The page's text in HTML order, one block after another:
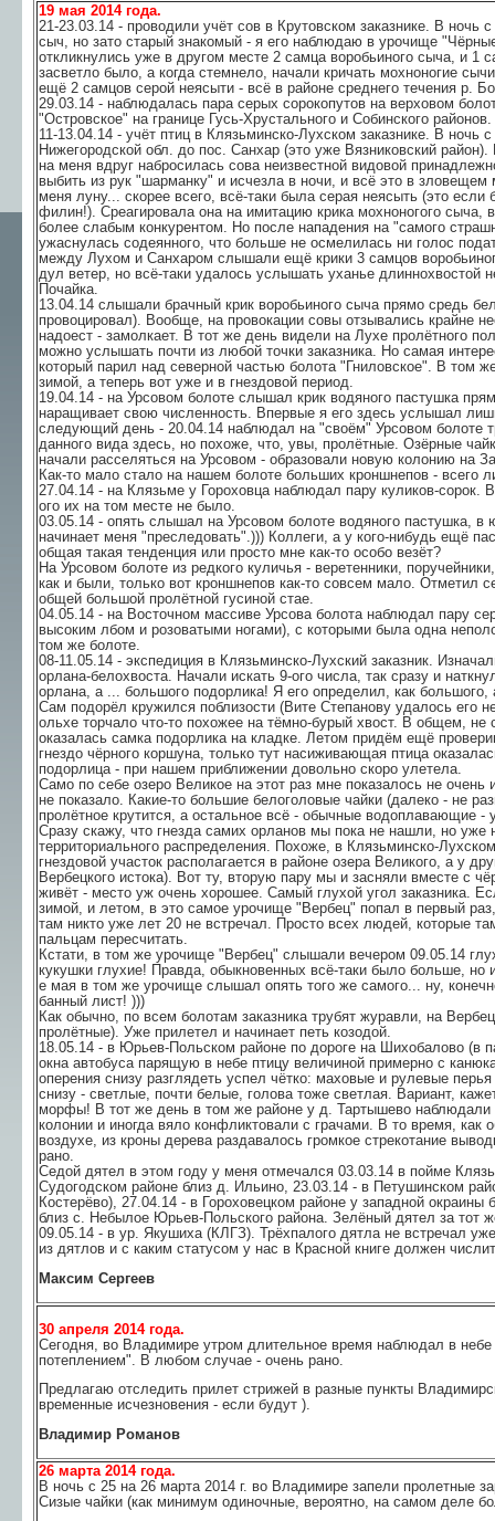
19 мая 2014 года.
21-23.03.14 - проводили учёт сов в Крутовском заказнике. В ночь
сыч, но зато старый знакомый - я его наблюдаю в урочище
откликнулись уже в другом месте 2 самца воробьиного сыча, и 1
засветло было, а когда стемнело, начали кричать мохноногие
ещё 2 самцов серой неясыти - всё в районе среднего течения р.
29.03.14 - наблюдалась пара серых сорокопутов на верховом
"Островское" на границе Гусь-Хрустального и Собинского
11-13.04.14 - учёт птиц в Клязьминско-Лухском заказнике. В
Нижегородской обл. до пос. Санхар (это уже Вязниковский
на меня вдруг набросилась сова неизвестной видовой
выбить из рук "шарманку" и исчезла в ночи, и всё это в
меня луну... скорее всего, всё-таки была серая неясыть (это
филин!). Среагировала она на имитацию крика мохноногого
более слабым конкурентом. Но после нападения на "самого
ужаснулась содеянного, что больше не осмелилась ни голос
между Лухом и Санхаром слышали ещё крики 3 самцов
дул ветер, но всё-таки удалось услышать уханье длиннохвостой
Почайка.
13.04.14 слышали брачный крик воробьиного сыча прямо средь
провоцировал). Вообще, на провокации совы отзывались крайне
надоест - замолкает. В тот же день видели на Лухе пролётного
можно услышать почти из любой точки заказника. Но самая
который парил над северной частью болота "Гниловское". В том
зимой, а теперь вот уже и в гнездовой период.
19.04.14 - на Урсовом болоте слышал крик водяного пастушка
наращивает свою численность. Впервые я его здесь услышал
следующий день - 20.04.14 наблюдал на "своём" Урсовом болоте
данного вида здесь, но похоже, что, увы, пролётные. Озёрные
начали расселяться на Урсовом - образовали новую колонию на
Как-то мало стало на нашем болоте больших кроншнепов - всего
27.04.14 - на Клязьме у Гороховца наблюдал пару куликов-сорок.
ого их на том месте не было.
03.05.14 - опять слышал на Урсовом болоте водяного пастушка,
начинает меня "преследовать".))) Коллеги, а у кого-нибудь ещё
общая такая тенденция или просто мне как-то особо везёт?
На Урсовом болоте из редкого куличья - веретенники,
как и были, только вот кроншнепов как-то совсем мало. Отметил
общей большой пролётной гусиной стае.
04.05.14 - на Восточном массиве Урсова болота наблюдал пару
высоким лбом и розоватыми ногами), с которыми была одна
том же болоте.
08-11.05.14 - экспедиция в Клязьминско-Лухский заказник.
орлана-белохвоста. Начали искать 9-ого числа, так сразу и
орлана, а ... большого подорлика! Я его определил, как
Сам подорёл кружился поблизости (Вите Степанову удалось его
ольхе торчало что-то похожее на тёмно-бурый хвост. В общем, не
оказалась самка подорлика на кладке. Летом придём ещё
гнездо чёрного коршуна, только тут насиживающая птица
подорлица - при нашем приближении довольно скоро улетела.
Само по себе озеро Великое на этот раз мне показалось не
не показало. Какие-то большие белоголовые чайки (далеко - не
пролётное крутится, а остальное всё - обычные водоплавающие -
Сразу скажу, что гнезда самих орланов мы пока не нашли, но уже
территориального распределения. Похоже, в Клязьминско-
гнездовой участок располагается в районе озера Великого, а у
Вербецкого истока). Вот ту, вторую пару мы и засняли вместе с
живёт - место уж очень хорошее. Самый глухой угол заказника.
зимой, и летом, в это самое урочище "Вербец" попал в первый
там никто уже лет 20 не встречал. Просто всех людей, которые
пальцам пересчитать.
Кстати, в том же урочище "Вербец" слышали вечером 09.05.14
кукушки глухие! Правда, обыкновенных всё-таки было больше, но
е мая в том же урочище слышал опять того же самого... ну,
банный лист! )))
Как обычно, по всем болотам заказника трубят журавли, на
пролётные). Уже прилетел и начинает петь козодой.
18.05.14 - в Юрьев-Польском районе по дороге на Шихобалово (в
окна автобуса парящую в небе птицу величиной примерно с
оперения снизу разглядеть успел чётко: маховые и рулевые
снизу - светлые, почти белые, голова тоже светлая. Вариант,
морфы! В тот же день в том же районе у д. Тартышево наблюдали
колонии и иногда вяло конфликтовали с грачами. В то время,
воздухе, из кроны дерева раздавалось громкое стрекотание
рано.
Седой дятел в этом году у меня отмечался 03.03.14 в пойме
Судогодском районе близ д. Ильино, 23.03.14 - в Петушинском
Костерёво), 27.04.14 - в Гороховецком районе у западной
близ с. Небылое Юрьев-Польского района. Зелёный дятел за тот
09.05.14 - в ур. Якушиха (КЛГЗ). Трёхпалого дятла не встречал
из дятлов и с каким статусом у нас в Красной книге должен
Максим Сергеев
30 апреля 2014 года.
Сегодня, во Владимире утром длительное время наблюдал в
потеплением". В любом случае - очень рано.
Предлагаю отследить прилет стрижей в разные пункты
временные исчезновения - если будут ).
Владимир Романов
26 марта 2014 года.
В ночь с 25 на 26 марта 2014 г. во Владимире запели пролетные
Сизые чайки (как минимум одиночные, вероятно, на самом деле